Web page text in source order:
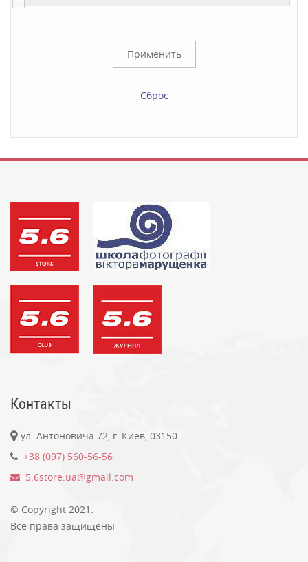
Сброс
Контакты
ул. Антоновича 72, г. Киев, 03150.
+38 (097) 560-56-56
5.6store.ua@gmail.com
© Copyright 2021.
Все права защищены